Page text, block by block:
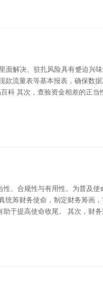
面解决、驻扎风险具有蹙迫兴
流量表等基本报表，确保数
科 其次，查验资金相差的正当
、合规性与有用性。为普及
筹财务使命，制定财务筹画
于提高使命收尾。 其次，财务